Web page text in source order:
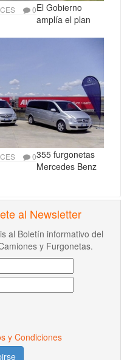
0El Gobierno
amplía el plan
0355 furgonetas
Mercedes Benz
al Newsletter
al Boletín informativo del
y Furgonetas.
y Condiciones